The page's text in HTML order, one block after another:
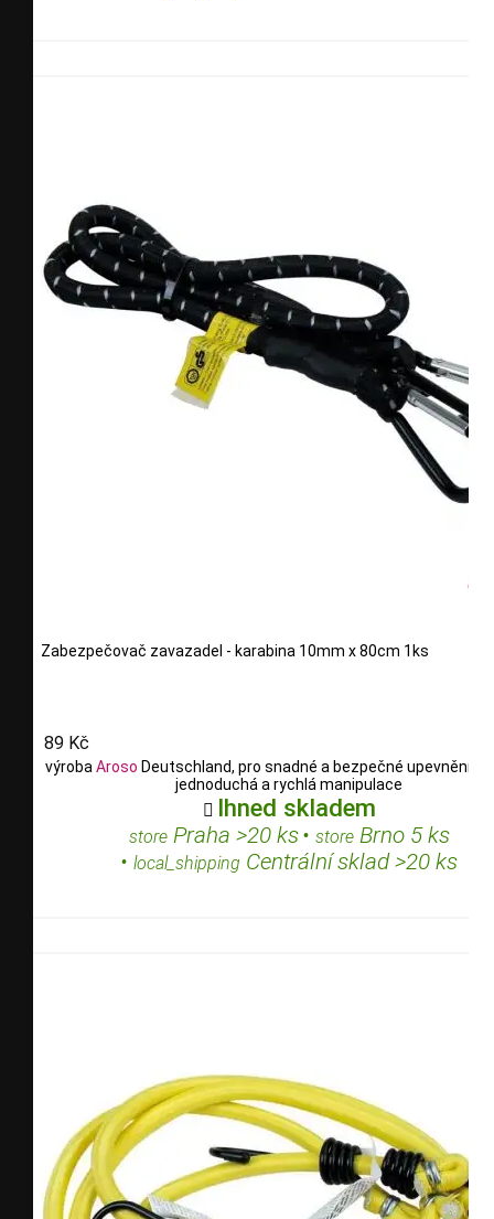
Zabezpečovač zavazadel - karabina 10mm x 80cm 1ks
89 Kč
výroba Aroso Deutschland, pro snadné a bezpečné upevnění
jednoduchá a rychlá manipulace
 Ihned skladem
storePraha >20 ks• storeBrno 5 ks
• local_shipping Centrální sklad >20 ks